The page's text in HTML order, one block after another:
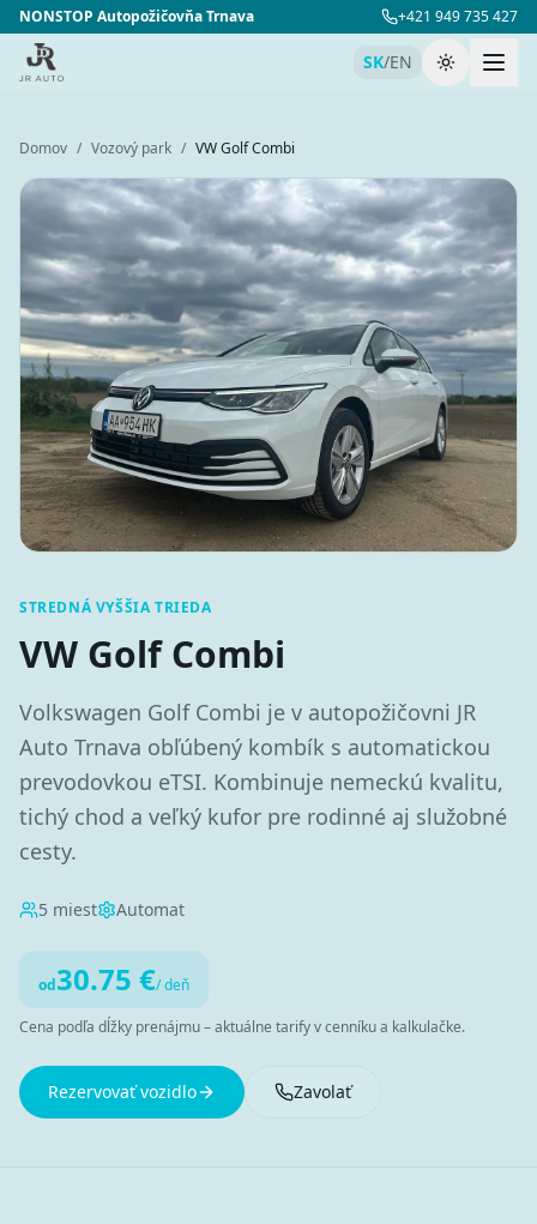
NONSTOP Autopožičovňa Trnava +421 949 735 427
SK/EN Prepnúť
Domov / Vozový park / VW Golf Combi
STREDNÁ VYŠŠIA TRIEDA
VW Golf Combi
Volkswagen Golf Combi je v autopožičovni JR
Auto Trnava obľúbený kombík s automatickou
prevodovkou eTSI. Kombinuje nemeckú kvalitu,
tichý chod a veľký kufor pre rodinné aj služobné
cesty.
5 miest Automat
od30.75 €/ deň
Cena podľa dĺžky prenájmu – aktuálne tarify v cenníku a kalkulačke.
Rezervovať vozidlo Zavolať